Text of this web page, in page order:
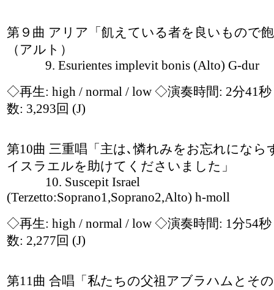
第９曲 アリア「飢えている者を良いもので
（アルト）
9. Esurientes implevit bonis (Alto) G-dur
◇再生: high / normal / low ◇演奏時間: 2分41
数: 3,293回 (J)
第10曲 三重唱「主は､憐れみをお忘れになら
イスラエルを助けてくださいました」
10. Suscepit Israel
(Terzetto:Soprano1,Soprano2,Alto) h-moll
◇再生: high / normal / low ◇演奏時間: 1分54
数: 2,277回 (J)
第11曲 合唱「私たちの父祖アブラハムとそ